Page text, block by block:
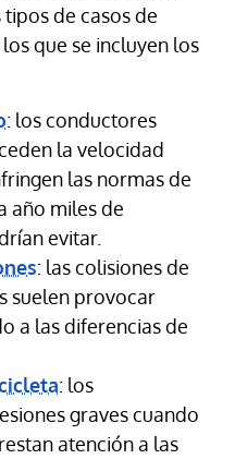
de casos de
que se incluyen los
: los conductores
la velocidad
las normas de
año miles de
evitar.
: las colisiones de
suelen provocar
a las diferencias de
: los
graves cuando
atención a las